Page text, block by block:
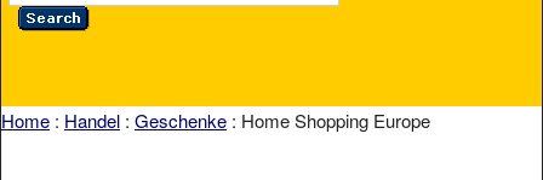
Home : Handel : Geschenke : Home Shopping Europe